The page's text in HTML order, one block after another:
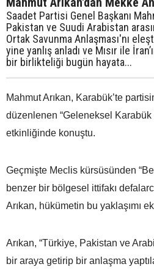
Saadet Partisi Genel Başkanı
Pakistan ve Suudi Arabistan
Ortak Savunma Anlaşması'nı
yine yanlış anladı ve Mısır ile
bir birlikteliği bugün hayata...
Mahmut Arıkan, Karabük’te
düzenlenen “Geleneksel
etkinliğinde konuştu.
Geçmişte Meclis kürsüsünden
benzer bir bölgesel ittifakı
Arıkan, hükümetin bu yaklaşımı
Arıkan, “Türkiye, Pakistan ve
bir araya getirip bir anlaşma